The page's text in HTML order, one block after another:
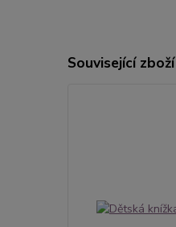
Související zboží